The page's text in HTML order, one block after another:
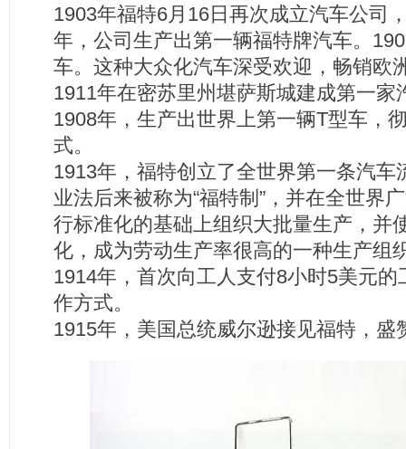
1903年福特6月16日再次成立汽车公司
年，公司生产出第一辆福特牌汽车。
车。这种大众化汽车深受欢迎，畅销欧
1911年在密苏里州堪萨斯城建成第一家
1908年，生产出世界上第一辆T型车，
式。
1913年，福特创立了全世界第一条汽车
业法后来被称为“福特制”，并在全世界
行标准化的基础上组织大批量生产，并
化，成为劳动生产率很高的一种生产组
1914年，首次向工人支付8小时5美元
作方式。
1915年，美国总统威尔逊接见福特，盛